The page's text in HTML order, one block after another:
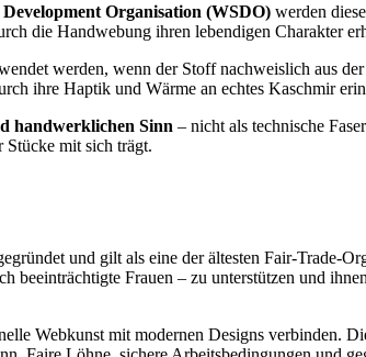
Development Organisation (WSDO) werden
die Handwebung ihren lebendigen Charakter
werden, wenn der Stoff nachweislich aus
ihre Haptik und Wärme an echtes Kaschmir
handwerklichen Sinn – nicht als technische
Stücke mit sich trägt.
und gilt als eine der ältesten Fair-Trade-
beeinträchtigte Frauen – zu unterstützen und
Webkunst mit modernen Designs verbinden.